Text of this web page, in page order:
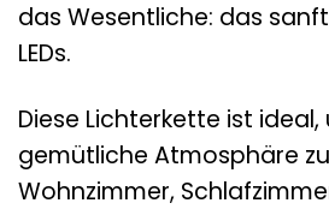
das Wesentliche: das
LEDs.
Diese Lichterkette ist ideal,
gemütliche Atmosphäre
Wohnzimmer,